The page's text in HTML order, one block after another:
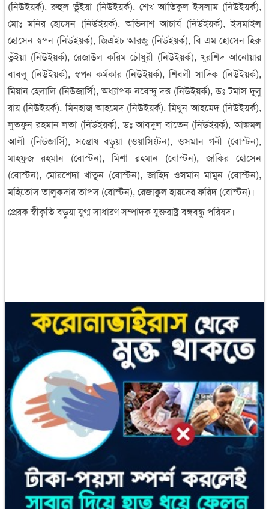
(নিউইয়র্ক), রুহুল ভুঁইয়া (নিউইয়র্ক), শেখ আতিকুল ইসলাম (নিউইয়র্ক),
মোঃ মনির হোসেন (নিউইয়র্ক), অভিনাশ আচার্য (নিউইয়র্ক), ইসমাইল
হোসেন স্বপন (নিউইয়র্ক), জিএইচ আরজু (নিউইয়র্ক), বি এম হোসেন হিরু
ভুঁইয়া (নিউইয়র্ক), রেজাউল করিম চৌধুরী (নিউইয়র্ক), খুরশিদ আনোয়ার
বাবলু (নিউইয়র্ক), স্বপন কর্মকার (নিউইয়র্ক), শিবলী সাদিক (নিউইয়র্ক),
মিয়ান হেলালি (নিউজার্সি), অধ্যাপক নবেন্দু দত্ত (নিউইয়র্ক), ডঃ টমাস দুলু
রায় (নিউইয়র্ক), মিনহাজ আহমেদ (নিউইয়র্ক), মিথুন আহমেদ (নিউইয়র্ক),
লুতফুন রহমান লতা (নিউইয়র্ক), ডঃ আবদুল বাতেন (নিউইয়র্ক), আজমল
আলী (নিউজার্সি), সন্তোষ বড়ুয়া (ওয়াসিংটন), ওসমান গনী (বোস্টন),
মাহফুজ রহমান (বোস্টন), মিশা রহমান (বোস্টন), জাকির হোসেন
(বোস্টন), মোরশেদা খাতুন (বোস্টন), জাহিদ ওসমান মামুন (বোস্টন),
মহিতোস তালুকদার তাপস (বোস্টন), রেজাকুল হায়দের ফরিদ (বোস্টন)।
প্রেরক স্বীকৃতি বড়ুয়া যুগ্ম সাধারণ সম্পাদক যুক্তরাষ্ট্র বঙ্গবন্ধু পরিষদ।